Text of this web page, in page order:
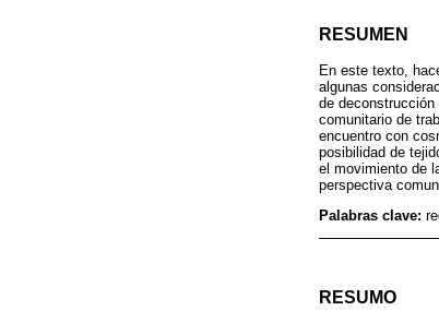
RESUMEN
En este texto,
algunas
de
comunitario de
encuentro con
posibilidad de
el movimiento de
perspectiva
Palabras clave:
RESUMO